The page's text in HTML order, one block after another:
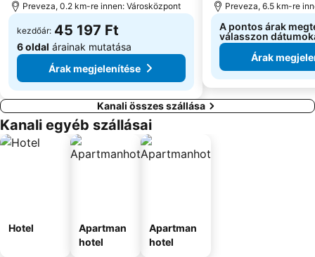
Preveza, 0.2 km-re innen: Városközpont
kezdőár: 45 197 Ft
6 oldal árainak mutatása
Árak megjelenítése
Preveza, 6.5 km-re
A pontos árak
válasszon
Árak
Kanali összes szállása
Kanali egyéb szállásai
Hotel
Apartman
hotel
Apartman
hotel